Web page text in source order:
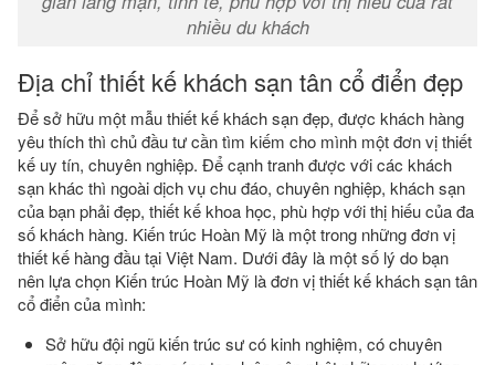
nhiều du khách
Địa chỉ thiết kế khách sạn tân cổ điển đẹp
Để sở hữu một mẫu thiết kế khách sạn đẹp, được khách hàng
yêu thích thì chủ đầu tư cần tìm kiếm cho mình một đơn vị thiết
kế uy tín, chuyên nghiệp. Để cạnh tranh được với các khách
sạn khác thì ngoài dịch vụ chu đáo, chuyên nghiệp, khách sạn
của bạn phải đẹp, thiết kế khoa học, phù hợp với thị hiếu của đa
số khách hàng. Kiến trúc Hoàn Mỹ là một trong những đơn vị
thiết kế hàng đầu tại Việt Nam. Dưới đây là một số lý do bạn
nên lựa chọn Kiến trúc Hoàn Mỹ là đơn vị thiết kế khách sạn tân
cổ điển của mình:
Sở hữu đội ngũ kiến trúc sư có kinh nghiệm, có chuyên